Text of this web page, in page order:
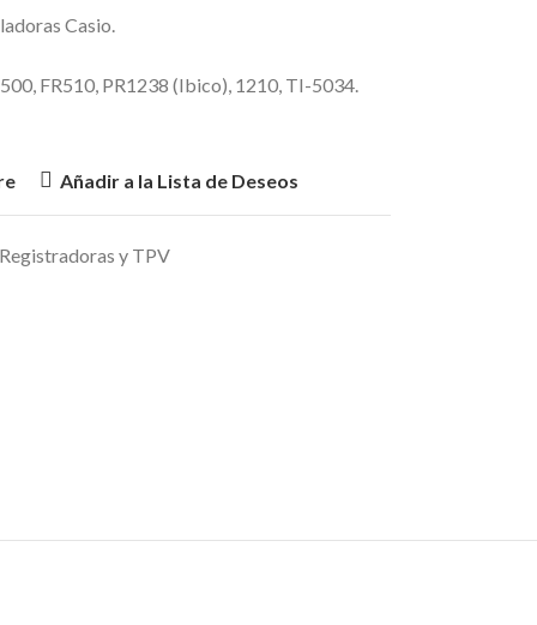
Casio.
FR510, PR1238 (Ibico), 1210, TI-5034.
Añadir a la Lista de Deseos
y TPV